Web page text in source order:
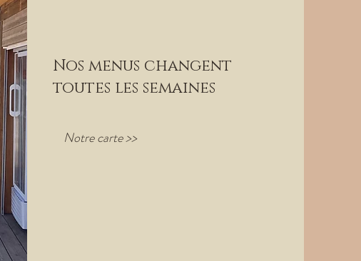
Nos menus changent
toutes les semaines
Notre carte >>